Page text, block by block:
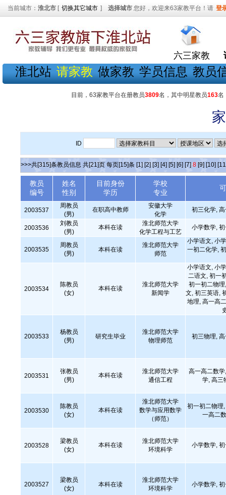
当前城市： 淮北市 [ 切换其它城市 ] 选择城市 您好，欢迎来63家教平台！请 登
六三家教
淮北站 请家教 做家教 学员信息 教员
目前，63家教平台在册教员3809名，其中明星教员163名
ID
>>>共[315]条教员信息 共[21]页 每页[15]条 [1] [2] [3] [4] [5] [6] [7] 8 [9] [10]
教员
编号
姓名
性别
目前身份
学历
学校
专业
2003537
周教员
(男)
在职高中教师
安徽大学
化学
初三化学,
2003536
刘教员
(男)
本科在读
淮北师范大学
化学工程与工艺
小学数学,
2003535
周教员
(男)
本科在读
淮北师范大学
师范
小学语文, 小
一初二化学,
2003534
陈教员
(女)
本科在读
淮北师范大学
新闻学
小学语文, 小
二语文, 初一
初一初二物
文, 初三英语,
地理, 高一高
2003533
杨教员
(男)
研究生毕业
淮北师范大学
物理师范
初三物理,
2003531
张教员
(男)
本科在读
淮北师范大学
通信工程
高一高二数
学, 高三
2003530
陈教员
(女)
本科在读
淮北师范大学
数学与应用数学
（师范）
初一初二物理
一高二
2003528
梁教员
(女)
本科在读
淮北师范大学
环境科学
小学数学,
2003527
梁教员
(女)
本科在读
淮北师范大学
环境科学
小学数学,